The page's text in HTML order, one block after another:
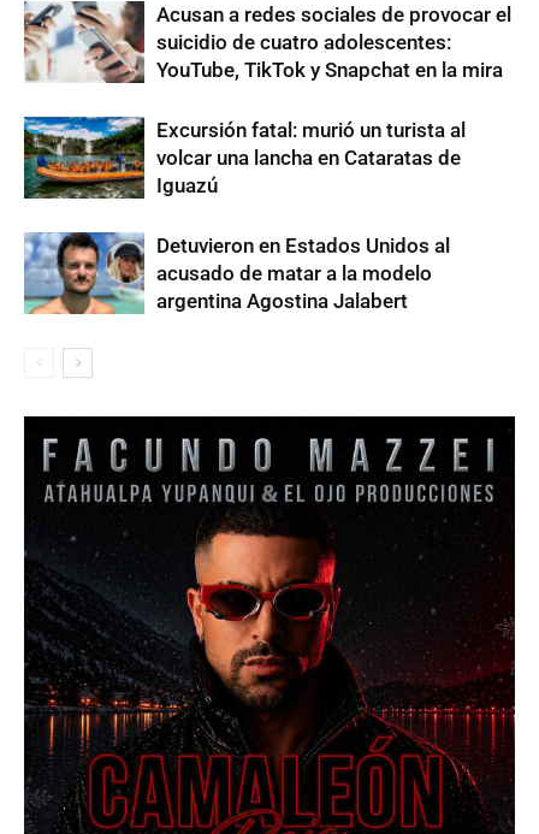
Acusan a redes sociales de provocar el
suicidio de cuatro adolescentes:
YouTube, TikTok y Snapchat en la mira
Excursión fatal: murió un turista al
volcar una lancha en Cataratas de
Iguazú
Detuvieron en Estados Unidos al
acusado de matar a la modelo
argentina Agostina Jalabert